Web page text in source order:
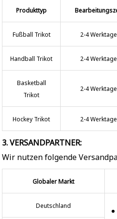
Produkttyp
Fußball Trikot 2-4 Werktage
Handball Trikot 2-4 Werktage
Basketball
Trikot
2-4 Werktage
Hockey Trikot 2-4 Werktage
3. VERSANDPARTNER:
Wir nutzen folgende
Globaler Markt
Deutschland